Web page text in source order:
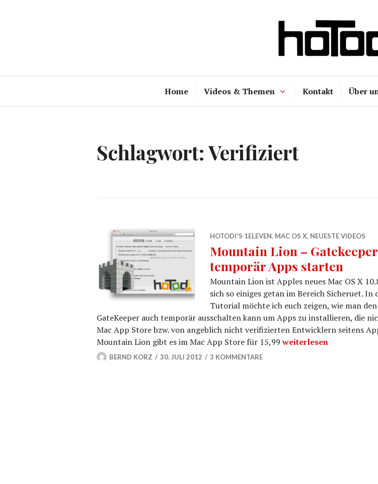
Home Videos & Themen Kontakt Über
Schlagwort:Verifiziert
HOTODI'S 1ELEVEN, MAC OS X, NEUESTE VIDEOS
Mountain Lion – Gatekeeper
temporär Apps starten
Mountain Lion ist Apples neues Mac OS X
sich so einiges getan im Bereich Sicheruet. In
Tutorial möchte ich euch zeigen, wie man den
GateKeeper auch temporär ausschalten kann um Apps zu installieren, die
Mac App Store bzw. von angeblich nicht verifizierten Entwicklern seitens
Mountain Lion gibt es im Mac App Store für 15,99Mountain Lion –
weiterlesen
BERND KORZ 30. JULI 2012 3 KOMMENTARE